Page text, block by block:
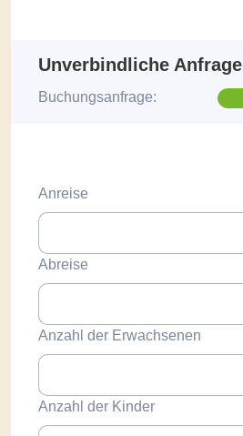
Unverbindliche Anfrage
Buchungsanfrage:
Anreise
Abreise
Anzahl der Erwachsenen
Anzahl der Kinder